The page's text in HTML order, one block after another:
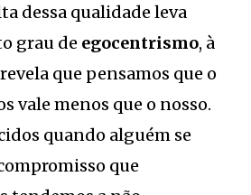
dessa qualidade leva
grau de egocentrismo, à
que pensamos que o
vale menos que o nosso.
quando alguém se
que